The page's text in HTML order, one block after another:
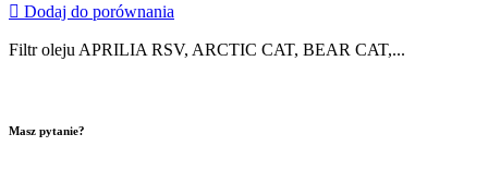
 Dodaj do porównania
Filtr oleju APRILIA RSV, ARCTIC CAT, BEAR CAT,...
Masz pytanie?